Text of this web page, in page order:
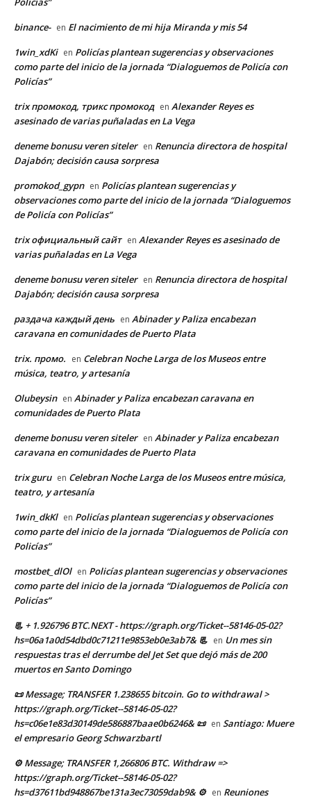
binance- en El nacimiento de mi hija Miranda y mis 54
1win_xdKi en Policías plantean sugerencias y observaciones
como parte del inicio de la jornada “Dialoguemos de Policía con
Policías”
trix промокод, трикс промокод en Alexander Reyes es
asesinado de varias puñaladas en La Vega
deneme bonusu veren siteler en Renuncia directora de hospital
Dajabón; decisión causa sorpresa
promokod_gypn en Policías plantean sugerencias y
observaciones como parte del inicio de la jornada “Dialoguemos
de Policía con Policías”
trix официальный сайт en Alexander Reyes es asesinado de
varias puñaladas en La Vega
deneme bonusu veren siteler en Renuncia directora de hospital
Dajabón; decisión causa sorpresa
раздача каждый день en Abinader y Paliza encabezan
caravana en comunidades de Puerto Plata
trix. промо. en Celebran Noche Larga de los Museos entre
música, teatro, y artesanía
Olubeysin en Abinader y Paliza encabezan caravana en
comunidades de Puerto Plata
deneme bonusu veren siteler en Abinader y Paliza encabezan
caravana en comunidades de Puerto Plata
trix guru en Celebran Noche Larga de los Museos entre música,
teatro, y artesanía
1win_dkKl en Policías plantean sugerencias y observaciones
como parte del inicio de la jornada “Dialoguemos de Policía con
Policías”
mostbet_dlOl en Policías plantean sugerencias y observaciones
como parte del inicio de la jornada “Dialoguemos de Policía con
Policías”
📃 + 1.926796 BTC.NEXT - https://graph.org/Ticket--58146-05-02?
hs=06a1a0d54dbd0c71211e9853eb0e3ab7& 📃 en Un mes sin
respuestas tras el derrumbe del Jet Set que dejó más de 200
muertos en Santo Domingo
📜 Message; TRANSFER 1.238655 bitcoin. Go to withdrawal >
https://graph.org/Ticket--58146-05-02?
hs=c06e1e83d30149de586887baae0b6246& 📜 en Santiago: Muere
el empresario Georg Schwarzbartl
⚙ Message; TRANSFER 1,266806 BTC. Withdraw =>
https://graph.org/Ticket--58146-05-02?
hs=d37611bd948867be131a3ec73059dab9& ⚙ en Reuniones